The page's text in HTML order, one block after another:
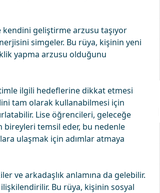
geliştirme arzusu taşıyor
simgeler. Bu rüya, kişinin yeni
yapma arzusu olduğunu
ilgili hedeflerine dikkat etmesi
tam olarak kullanabilmesi için
Lise öğrencileri, geleceğe
temsil eder, bu nedenle
ulaşmak için adımlar atmaya
ve arkadaşlık anlamına da gelebilir.
Bu rüya, kişinin sosyal